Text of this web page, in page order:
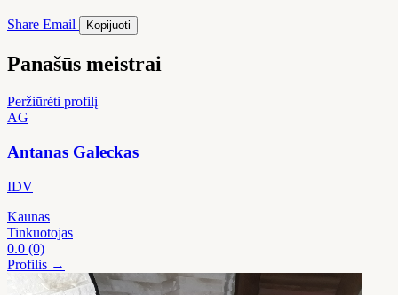
Share Email Kopijuoti
Panašūs meistrai
Peržiūrėti profilį
AG
Antanas Galeckas
IDV
Kaunas
Tinkuotojas
0.0 (0)
Profilis →